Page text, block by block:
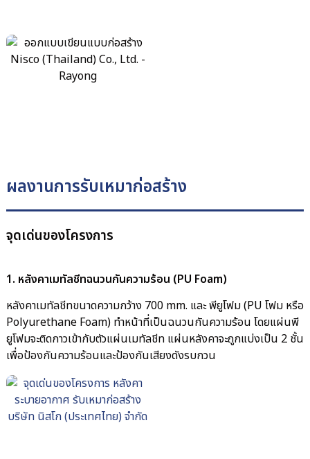
ผลงานการรับเหมาก่อสร้าง
จุดเด่นของโครงการ
1. หลังคาเมทัลชีทฉนวนกันความร้อน (PU Foam)
หลังคาเมทัลชีทขนาดความกว้าง 700 mm. และ พียูโฟม (PU โฟม หรือ
Polyurethane Foam) ทำหน้าที่เป็นฉนวนกันความร้อน โดยแผ่นพี
ยูโฟมจะติดกาวเข้ากับตัวแผ่นเมทัลชีท แผ่นหลังคาจะถูกแบ่งเป็น 2 ชั้น
เพื่อป้องกันความร้อนและป้องกันเสียงดังรบกวน